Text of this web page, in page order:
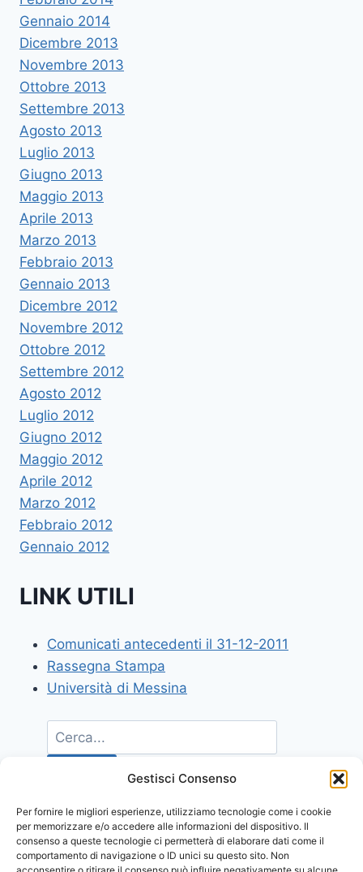
Gestisci Consenso
Per fornire le migliori esperienze, utilizziamo tecnologie come i cookie
per memorizzare e/o accedere alle informazioni del dispositivo. Il
consenso a queste tecnologie ci permetterà di elaborare dati come il
comportamento di navigazione o ID unici su questo sito. Non
Gennaio 2014
Dicembre 2013
Novembre 2013
Ottobre 2013
Settembre 2013
Agosto 2013
Luglio 2013
Giugno 2013
Maggio 2013
Aprile 2013
Marzo 2013
Febbraio 2013
Gennaio 2013
Dicembre 2012
Novembre 2012
Ottobre 2012
Settembre 2012
Agosto 2012
Luglio 2012
Giugno 2012
Maggio 2012
Aprile 2012
Marzo 2012
Febbraio 2012
Gennaio 2012
LINK UTILI
Comunicati antecedenti il 31-12-2011
Rassegna Stampa
Università di Messina